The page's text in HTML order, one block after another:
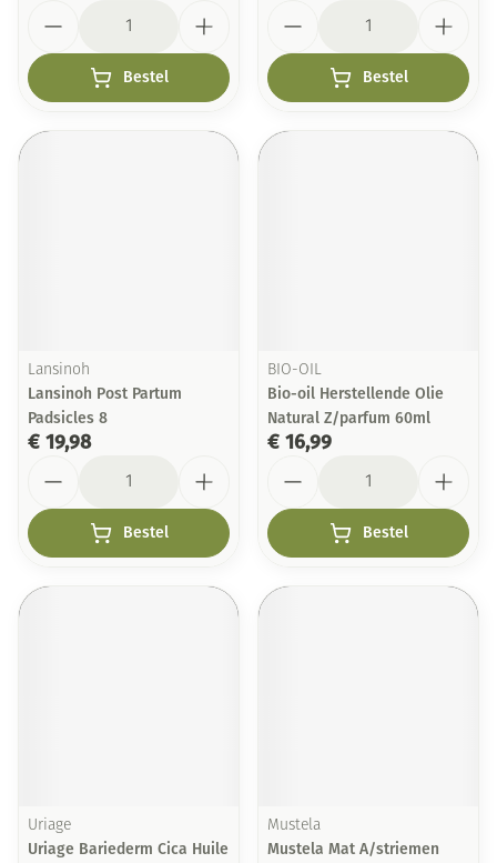
Bestel Bestel
Lansinoh
Lansinoh Post Partum
Padsicles 8
€ 19,98
Bestel
BIO-OIL
Bio-oil Herstellende Olie
Natural Z/parfum 60ml
€ 16,99
Bestel
Uriage
Uriage Bariederm Cica Huile
Mustela
Mustela Mat A/striemen